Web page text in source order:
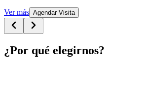
Ver más Agendar Visita
¿Por qué elegirnos?